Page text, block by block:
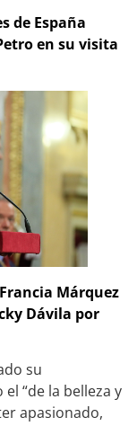
de España
en su visita
Márquez
Dávila por
su
“de la belleza y
apasionado,